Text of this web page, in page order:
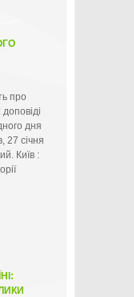
про
дня
27 січня
Київ :